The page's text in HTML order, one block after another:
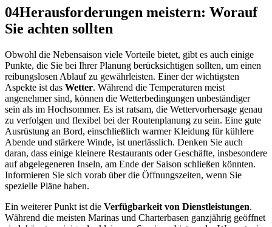
04Herausforderungen meistern: Worauf
Sie achten sollten
Obwohl die Nebensaison viele Vorteile bietet, gibt es auch einige
Punkte, die Sie bei Ihrer Planung berücksichtigen sollten, um einen
reibungslosen Ablauf zu gewährleisten. Einer der wichtigsten
Aspekte ist das Wetter. Während die Temperaturen meist
angenehmer sind, können die Wetterbedingungen unbeständiger
sein als im Hochsommer. Es ist ratsam, die Wettervorhersage genau
zu verfolgen und flexibel bei der Routenplanung zu sein. Eine gute
Ausrüstung an Bord, einschließlich warmer Kleidung für kühlere
Abende und stärkere Winde, ist unerlässlich. Denken Sie auch
daran, dass einige kleinere Restaurants oder Geschäfte, insbesondere
auf abgelegeneren Inseln, am Ende der Saison schließen könnten.
Informieren Sie sich vorab über die Öffnungszeiten, wenn Sie
spezielle Pläne haben.
Ein weiterer Punkt ist die Verfügbarkeit von Dienstleistungen.
Während die meisten Marinas und Charterbasen ganzjährig geöffnet